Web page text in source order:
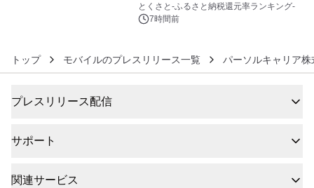
とくさと-ふるさと納税還元率ランキング-
7時間前
トップ モバイルのプレスリリース一覧 パーソルキャリア株
プレスリリース配信
サポート
関連サービス